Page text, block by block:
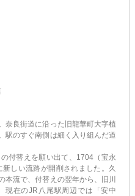
奈良街道に沿った旧龍華町大字植
駅のすぐ南側は細く入り組んだ道
付替えを願い出て、1704（宝永
しい流路が開削されました。久
本流で、付替えの翌年から、旧川
現在のJR八尾駅周辺では「安中